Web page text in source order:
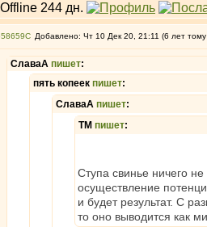
Добавлено: Чт 10 Дек 20, 21:11 (6 лет
СлаваА пишет:
пять копеек пишет:
СлаваА пишет:
ТМ пишет:
Ступа свинье ничего
осуществление
и будет результат. С
то оно выводится как